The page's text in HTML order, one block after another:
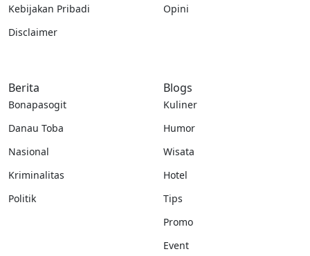
Kebijakan Pribadi
Disclaimer
Opini
Berita
Bonapasogit
Danau Toba
Nasional
Kriminalitas
Politik
Blogs
Kuliner
Humor
Wisata
Hotel
Tips
Promo
Event